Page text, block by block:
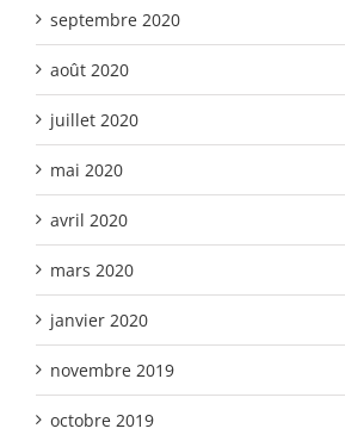
septembre 2020
août 2020
juillet 2020
mai 2020
avril 2020
mars 2020
janvier 2020
novembre 2019
octobre 2019